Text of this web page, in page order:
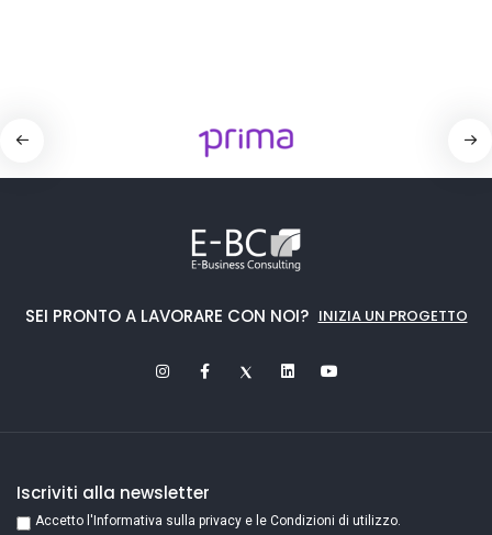
SEI PRONTO A LAVORARE CON NOI? INIZIA UN PROGETTO
Iscriviti alla newsletter
Accetto l'Informativa sulla privacy e le Condizioni di utilizzo.